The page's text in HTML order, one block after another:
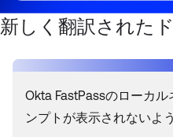
製品リリースノート ↗
OKTA COMMUNITY
ブログ
Customer Success Hub
製品リリースの最新情報
学習
新しく翻訳された
Okta FastPassのローカ
ンプトが表示されないよ